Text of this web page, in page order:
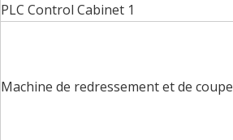
PLC Control Cabinet 1
Machine de redressement et de coupe